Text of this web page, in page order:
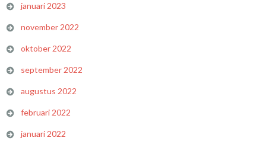
januari 2023
november 2022
oktober 2022
september 2022
augustus 2022
februari 2022
januari 2022